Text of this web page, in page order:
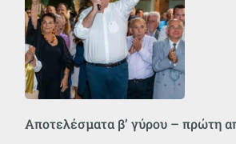
Αποτελέσματα β’ γύρου – πρώτη